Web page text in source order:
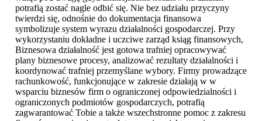
potrafią zostać nagle odbić się. Nie bez udziału przyczyny
twierdzi się, odnośnie do dokumentacja finansowa
symbolizuje system wyrazu działalności gospodarczej. Przy
wykorzystaniu dokładne i uczciwe zarząd ksiąg finansowych,
Biznesowa działalność jest gotowa trafniej opracowywać
plany biznesowe procesy, analizować rezultaty działalności i
koordynować trafniej przemyślane wybory. Firmy prowadzące
rachunkowość, funkcjonujące w zakresie działają w w
wsparciu biznesów firm o ograniczonej odpowiedzialności i
ograniczonych podmiotów gospodarczych, potrafią
zagwarantować Tobie a także wszechstronne pomoc z zakresu